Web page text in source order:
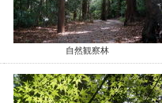
自然観察林